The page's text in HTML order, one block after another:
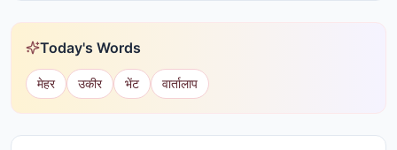
Today's Words
मेहर उकीर भेंट वार्तालाप